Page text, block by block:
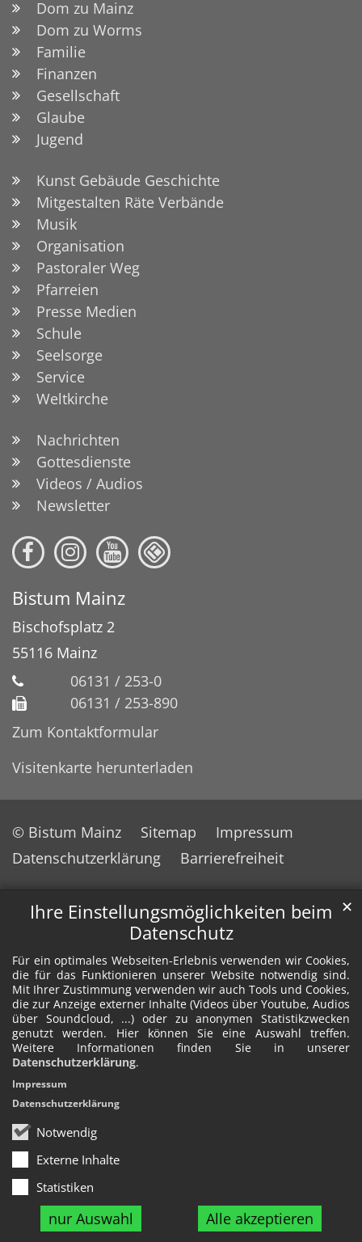
Ihre Einstellungsmöglichkeiten beim
Datenschutz
Für ein optimales Webseiten-Erlebnis verwenden wir Cookies,
die für das Funktionieren unserer Website notwendig sind.
Mit Ihrer Zustimmung verwenden wir auch Tools und Cookies,
die zur Anzeige externer Inhalte (Videos über Youtube, Audios
über Soundcloud, ...) oder zu anonymen Statistikzwecken
genutzt werden. Hier können Sie eine Auswahl treffen.
Weitere Informationen finden Sie in unserer
Datenschutzerklärung.
Notwendig
Externe Inhalte
Statistiken
nur Auswahl Alle akzeptieren
✕
Impressum
Datenschutzerklärung
Dom zu Mainz
Dom zu Worms
Familie
Finanzen
Gesellschaft
Glaube
Jugend
Kunst Gebäude Geschichte
Mitgestalten Räte Verbände
Musik
Organisation
Pastoraler Weg
Pfarreien
Presse Medien
Schule
Seelsorge
Service
Weltkirche
Nachrichten
Gottesdienste
Videos / Audios
Newsletter
Bistum Mainz
Bischofsplatz 2
55116 Mainz
06131 / 253-0
06131 / 253-890
Zum Kontaktformular
Visitenkarte herunterladen
© Bistum Mainz Sitemap
Impressum
Datenschutzerklärung
Barrierefreiheit